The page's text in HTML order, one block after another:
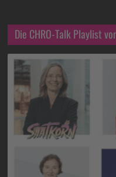
Die CHRO-Talk Playlist